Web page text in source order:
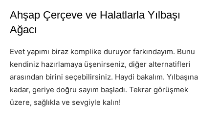
Ahşap Çerçeve ve Halatlarla Yılbaşı
Ağacı
Evet yapımı biraz komplike duruyor farkındayım. Bunu
kendiniz hazırlamaya üşenirseniz, diğer alternatifleri
arasından birini seçebilirsiniz. Haydi bakalım. Yılbaşına
kadar, geriye doğru sayım başladı. Tekrar görüşmek
üzere, sağlıkla ve sevgiyle kalın!